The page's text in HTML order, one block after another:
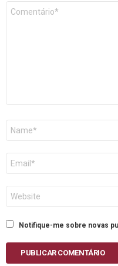
mail
Notifique-me sobre novas
PUBLICAR COMENTÁRIO